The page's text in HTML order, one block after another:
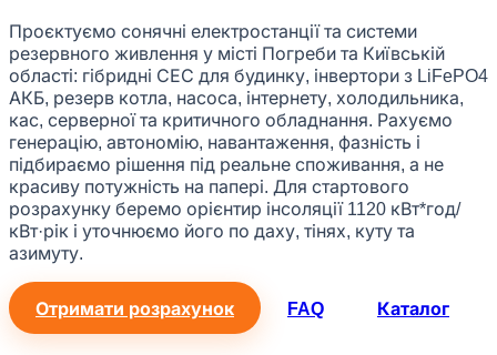
Проєктуємо сонячні електростанції та системи
резервного живлення у місті Погреби та Київській
області: гібридні СЕС для будинку, інвертори з LiFePO4
АКБ, резерв котла, насоса, інтернету, холодильника,
кас, серверної та критичного обладнання. Рахуємо
генерацію, автономію, навантаження, фазність і
підбираємо рішення під реальне споживання, а не
красиву потужність на папері. Для стартового
розрахунку беремо орієнтир інсоляції 1120 кВт*год/
кВт·рік і уточнюємо його по даху, тінях, куту та
азимуту.
Отримати розрахунок FAQ Каталог